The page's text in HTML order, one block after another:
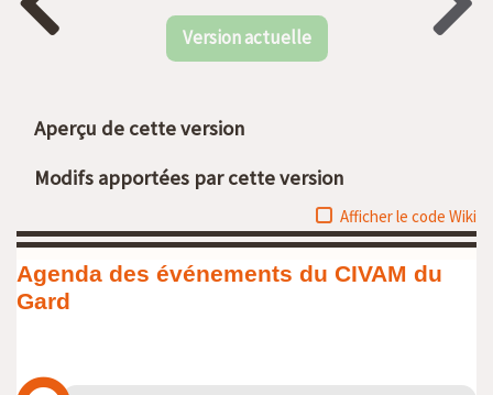
Version actuelle
Aperçu de cette version
Modifs apportées par cette version
Afficher le code Wiki